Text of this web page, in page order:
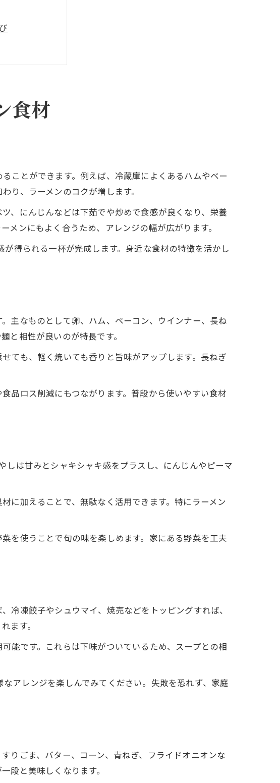
める方法
食材
用法
イント
感をアップ
高め方
術
方
強化
ラス
方
夫
選び
UP術
ト解説
用法
ポイント
活用術
食材
ことができます。例えば、冷蔵庫によくあるハムやベー
り、ラーメンのコクが増します。
、にんじんなどは下茹でや炒めで食感が良くなり、栄養
ンにもよく合うため、アレンジの幅が広がります。
得られる一杯が完成します。身近な食材の特徴を活かし
主なものとして卵、ハム、ベーコン、ウインナー、長ね
と相性が良いのが特長です。
ても、軽く焼いても香りと旨味がアップします。長ねぎ
品ロス削減にもつながります。普段から使いやすい食材
は甘みとシャキシャキ感をプラスし、にんじんやピーマ
に加えることで、無駄なく活用できます。特にラーメン
を使うことで旬の味を楽しめます。家にある野菜を工夫
冷凍餃子やシュウマイ、焼売などをトッピングすれば、
ます。
能です。これらは下味がついているため、スープとの相
アレンジを楽しんでみてください。失敗を恐れず、家庭
りごま、バター、コーン、青ねぎ、フライドオニオンな
段と美味しくなります。